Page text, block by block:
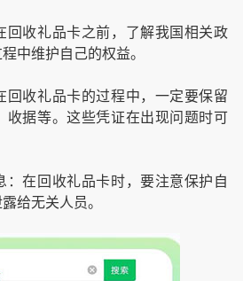
收礼品卡之前，了解我国相关政
中维护自己的权益。
收礼品卡的过程中，一定要保留
收据等。这些凭证在出现问题时可
在回收礼品卡时，要注意保护自
给无关人员。